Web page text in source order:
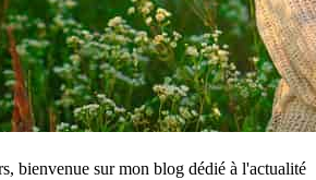
bienvenue sur mon blog dédié à l'actualité